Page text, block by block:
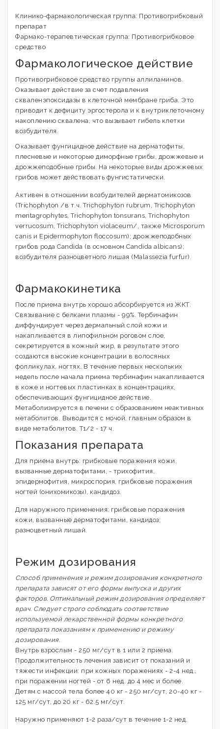
Клинико-фармакологическая группа: Противогрибковый
препарат
Фармако-терапевтическая группа: Противогрибковое
средство
Фармакологическое действие
Противогрибковое средство группы аллиламинов.
Оказывает действие за счет подавления
скваленэпоксидазы в клеточной мембране гриба. Это
приводит к дефициту эргостерола и к внутриклеточному
накоплению сквалена, что вызывает гибель клетки
возбудителя.
Оказывает фунгицидное действие на дерматофиты,
плесневые и некоторые диморфные грибы, дрожжевые и
дрожжеподобные грибы. На некоторые виды дрожжевых
грибов может действовать фунгистатически.
Активен в отношении возбудителей дерматомикозов
(Trichophyton /в т.ч. Trichophyton rubrum, Trichophyton
mentagrophytes, Trichophyton tonsurans, Trichophyton
verrucosum, Trichophyton violaceum/, также Microsporum
canis и Epidermophyton floccosum); дрожжеподобных
грибов рода Candida (в основном Candida albicans);
возбудителя разноцветного лишая (Malassezia furfur).
Фармакокинетика
После приема внутрь хорошо абсорбируется из ЖКТ.
Связывание с белками плазмы - 99%. Тербинафин
диффундирует через дермальный слой кожи и
накапливается в липофильном роговом слое,
секретируется в кожный жир, в результате этого
создаются высокие концентрации в волосяных
фолликулах, ногтях. В течение первых нескольких
недель после начала приема тербинафин накапливается
в коже и ногтевых пластинках в концентрациях,
обеспечивающих фунгицидное действие.
Метаболизируется в печени с образованием неактивных
метаболитов. Выводится с мочой, главным образом в
виде метаболитов. T1/2 - 17 ч.
Показания препарата
Для приема внутрь: грибковые поражения кожи,
вызванные дерматофитами, - трихофития,
эпидермофития, микроспория, грибковые поражения
ногтей (онихомикозы), кандидоз.
Для наружного применения: грибковые поражения
кожи, вызванные дерматофитами, кандидоз;
разноцветный лишай.
Режим дозирования
Способ применения и режим дозирования конкретного
препарата зависят от его формы выпуска и других
факторов. Оптимальный режим дозирования определяет
врач. Следует строго соблюдать соответствие
используемой лекарственной формы конкретного
препарата показаниям к применению и режиму
дозирования.
Внутрь взрослым - 250 мг/сут в 1 или 2 приема.
Продолжительность лечения зависит от показаний и
тяжести инфекции: при кожных поражениях - 2-4 нед.,
при поражении ногтей - от 6 нед. до 4 мес и более.
Детям с массой тела более 40 кг - 250 мг/сут, 20-40 кг -
125 мг/сут, до 20 кг - 62.5 мг/сут.
Наружно применяют 1-2 раза/сут в течение 1-2 нед.